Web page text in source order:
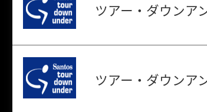
ツアー・ダウンア
ツアー・ダウンア